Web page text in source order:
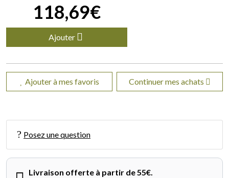
118,69€
Ajouter
Ajouter à mes favoris Continuer mes achats
Posez une question
Livraison offerte à partir de 55€.